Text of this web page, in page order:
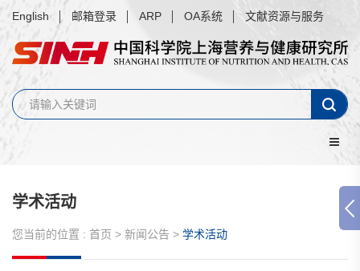
English 邮箱登录 ARP OA系统 文献资源与服务
学术活动
您当前的位置 : 首页 > 新闻公告 > 学术活动